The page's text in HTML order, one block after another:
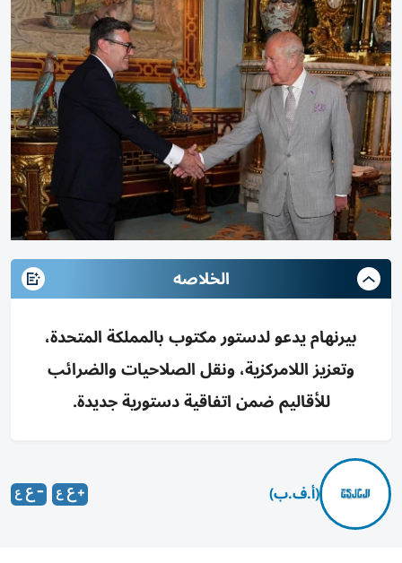
الخلاصه
بيرنهام يدعو لدستور مكتوب بالمملكة المتحدة،
وتعزيز اللامركزية، ونقل الصلاحيات والضرائب
للأقاليم ضمن اتفاقية دستورية جديدة.
(أ.ف.ب)